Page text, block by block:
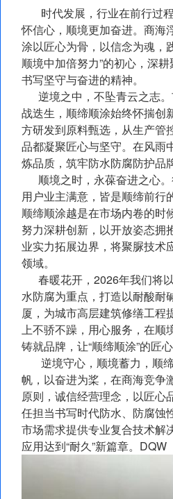
时代发展，行业在前行过
怀信心，顺境更加奋进。商海
涂以匠心为骨，以信念为魂，
顺境中加倍努力”的初心，深
书写坚守与奋进的精神。
逆境之中，不坠青云之志
战迭生，顺缔顺涂始终怀揣创
方研发到原料甄选，从生产管
品都凝聚匠心与坚守。在风雨
炼品质，筑牢防水防腐防护品
顺境之时，永葆奋进之心。
用户业主满意，皆是顺缔前行
顺缔顺涂越是在市场内卷的时
努力深耕创新，以开放姿态拥
业实力拓展边界，将聚脲技术
领域。
春暖花开，2026年我们将
水防腐为重点，打造以耐酸耐
厦，为城市高层建筑修缮工程
上不骄不躁，用心服务，在顺
铸就品牌，让“顺缔顺涂”的匠
逆境守心，顺境蓄力，顺
帆，以奋进为桨，在商海竞争
原则，诚信经营理念，以匠心
任担当书写时代防水、防腐蚀
市场需求提供专业复合技术解
应用达到“耐久”新篇章。DQW